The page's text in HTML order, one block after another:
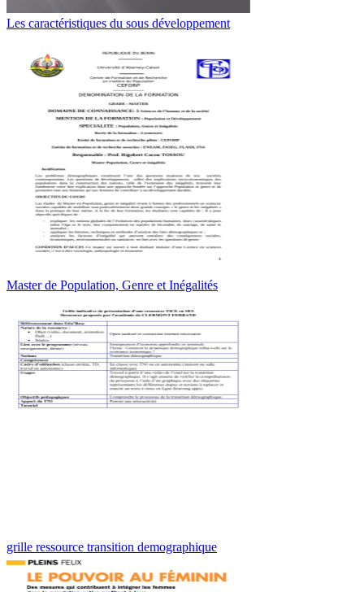
Les caractéristiques du sous développement
Master de Population, Genre et Inégalités
grille ressource transition demographique